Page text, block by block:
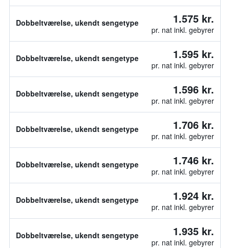
Dobbeltværelse, ukendt sengetype 1.575 kr.
pr. nat inkl. gebyrer
Dobbeltværelse, ukendt sengetype 1.595 kr.
pr. nat inkl. gebyrer
Dobbeltværelse, ukendt sengetype 1.596 kr.
pr. nat inkl. gebyrer
Dobbeltværelse, ukendt sengetype 1.706 kr.
pr. nat inkl. gebyrer
Dobbeltværelse, ukendt sengetype 1.746 kr.
pr. nat inkl. gebyrer
Dobbeltværelse, ukendt sengetype 1.924 kr.
pr. nat inkl. gebyrer
Dobbeltværelse, ukendt sengetype 1.935 kr.
pr. nat inkl. gebyrer